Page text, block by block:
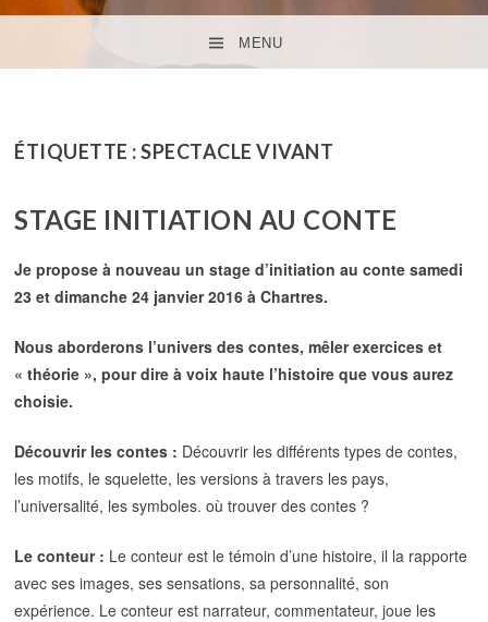
MENU
ÉTIQUETTE :SPECTACLE VIVANT
STAGE INITIATION AU CONTE
Je propose à nouveau un stage d’initiation au conte samedi
23 et dimanche 24 janvier 2016 à Chartres.
Nous aborderons l’univers des contes, mêler exercices et
« théorie », pour dire à voix haute l’histoire que vous aurez
choisie.
Découvrir les contes : Découvrir les différents types de contes,
les motifs, le squelette, les versions à travers les pays,
l’universalité, les symboles. où trouver des contes ?
Le conteur : Le conteur est le témoin d’une histoire, il la rapporte
avec ses images, ses sensations, sa personnalité, son
expérience. Le conteur est narrateur, commentateur, joue les